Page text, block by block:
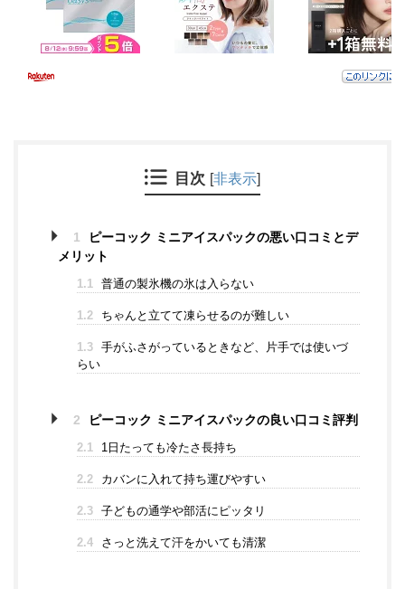
目次 [非表示]
1
ピーコック ミニアイスパックの悪い口コミとデ
メリット
1.1 普通の製氷機の氷は入らない
1.2 ちゃんと立てて凍らせるのが難しい
1.3 手がふさがっているときなど、片手では使いづ
らい
2 ピーコック ミニアイスパックの良い口コミ評判
2.1 1日たっても冷たさ長持ち
2.2 カバンに入れて持ち運びやすい
2.3 子どもの通学や部活にピッタリ
2.4 さっと洗えて汗をかいても清潔